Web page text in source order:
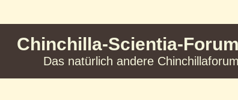
Chinchilla-Scientia-
Das natürlich andere Chinchillaforum